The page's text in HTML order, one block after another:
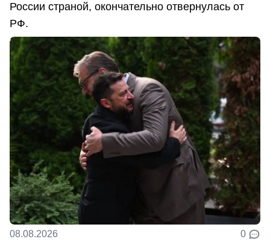
России страной, окончательно отвернулась от
РФ.
08.08.2026 0